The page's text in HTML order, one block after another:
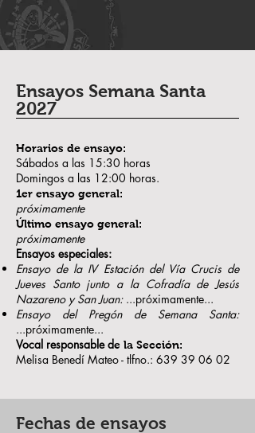
Ensayos Semana Santa
2027
Horarios de ensayo:
Sábados a las 15:30 horas
Domingos a las 12:00 horas.
1er ensayo general:
próximamente
Último ensayo general:
próximamente
Ensayos especiales:
Ensayo de la IV Estación del Vía Crucis de
Jueves Santo junto a la Cofradía de Jesús
Nazareno y San Juan: ...próximamente...
Ensayo del Pregón de Semana Santa:
...próximamente...
Vocal responsable de la Sección:
Melisa Benedí Mateo - tlfno.: 639 39 06 02
Fechas de ensayos